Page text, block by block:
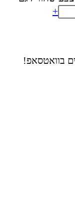
+
בוואטסאפ!